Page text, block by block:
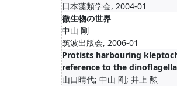
日本藻類学会, 2004-01
微生物の世界
中山 剛
筑波出版会, 2006-01
Protists harbouring
reference to the
山口晴代; 中山 剛; 井上 勲